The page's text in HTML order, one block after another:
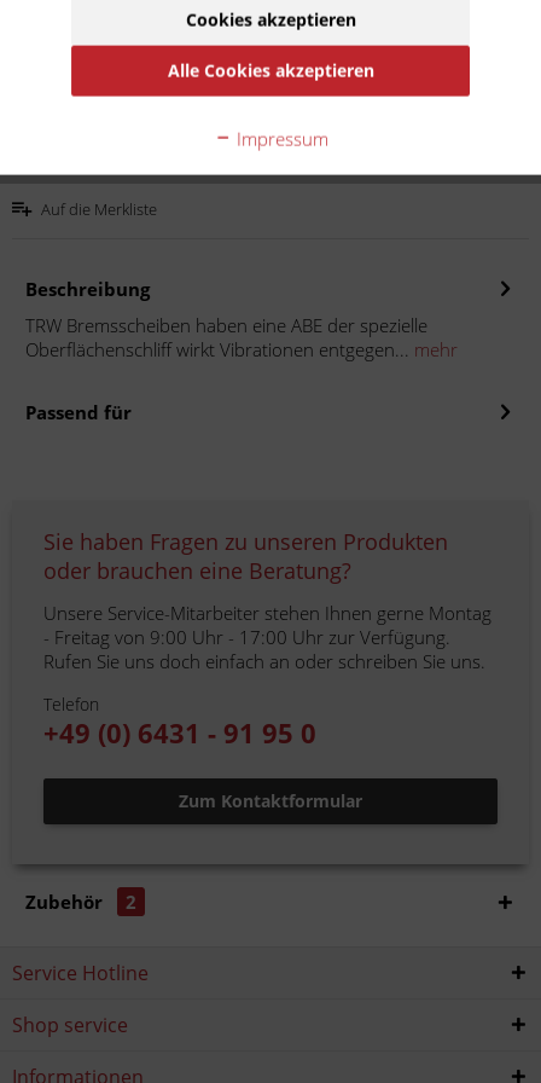
inkl. MwSt.zzgl. Versandkosten
Lieferzeit 10 Werktage
In den
Auf die Merkliste
Beschreibung
TRW Bremsscheiben haben eine ABE der spezielle
Oberflächenschliff wirkt Vibrationen entgegen... mehr
Passend für
Sie haben Fragen zu unseren Produkten
oder brauchen eine Beratung?
Unsere Service-Mitarbeiter stehen Ihnen gerne Montag
- Freitag von 9:00 Uhr - 17:00 Uhr zur Verfügung.
Rufen Sie uns doch einfach an oder schreiben Sie uns.
Telefon
+49 (0) 6431 - 91 95 0
Zum Kontaktformular
Zubehör 2
Service Hotline
Shop service
Informationen
Cookies akzeptieren
Alle Cookies akzeptieren
Impressum